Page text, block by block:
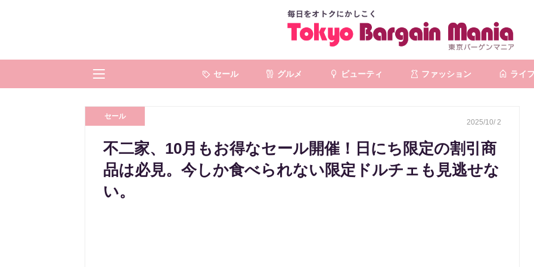
セール グルメ ビューティ ファッション ライフ
セール
2025/10/ 2
不二家、10月もお得なセール開催！日にち限定の割引商
品は必見。今しか食べられない限定ドルチェも見逃せな
い。